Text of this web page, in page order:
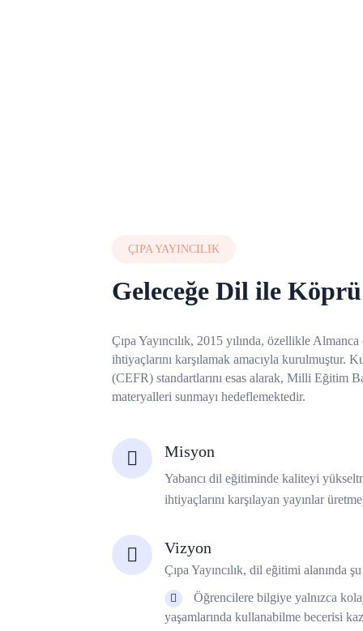
ÇIPA YAYINCILIK
Geleceğe Dil ile
Çıpa Yayıncılık, 2015 yılında, özellikle
ihtiyaçlarını karşılamak amacıyla kurulmuştur.
(CEFR) standartlarını esas alarak, Milli Eğitim
materyalleri sunmayı hedeflemektedir.
Misyon
Yabancı dil eğitiminde kaliteyi
ihtiyaçlarını karşılayan yayınlar
Vizyon
Çıpa Yayıncılık, dil eğitimi alanında
Öğrencilere bilgiye yalnızca
yaşamlarında kullanabilme becerisi